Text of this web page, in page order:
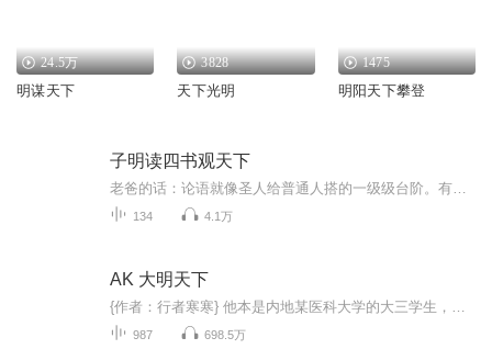
24.5万
明谋天下
3828
天下光明
1475
明阳天下攀登
子明读四书观天下
134 4.1万
AK 大明天下
987 698.5万